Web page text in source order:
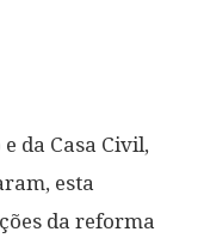
da Casa Civil,
esta
da reforma